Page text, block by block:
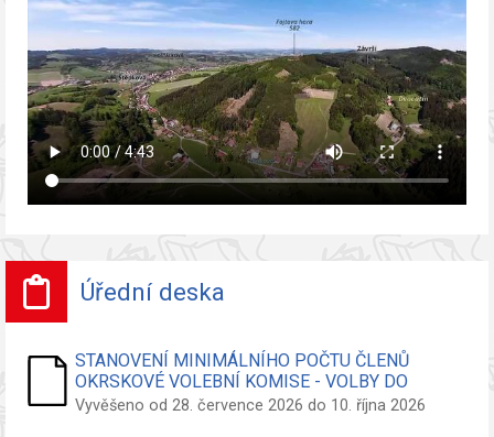
Úřední deska
STANOVENÍ MINIMÁLNÍHO POČTU ČLENŮ
OKRSKOVÉ VOLEBNÍ KOMISE - VOLBY DO
ZASTUPITELSTVA OBCE
Vyvěšeno od 28. července 2026 do 10. října 2026